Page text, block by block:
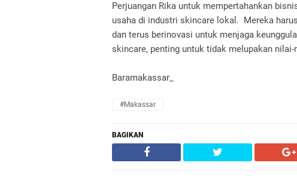
Perjuangan Rika untuk mempertahankan
usaha di industri skincare lokal. Mereka
dan terus berinovasi untuk menjaga
skincare, penting untuk tidak melupakan
Baramakassar_
#Makassar
BAGIKAN